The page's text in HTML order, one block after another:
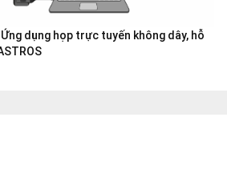
dụng họp trực tuyến không dây, hỗ